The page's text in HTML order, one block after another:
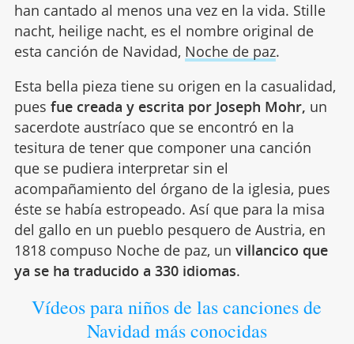
han cantado al menos una vez en la vida. Stille
nacht, heilige nacht, es el nombre original de
esta canción de Navidad, Noche de paz.
Esta bella pieza tiene su origen en la casualidad,
pues fue creada y escrita por Joseph Mohr, un
sacerdote austríaco que se encontró en la
tesitura de tener que componer una canción
que se pudiera interpretar sin el
acompañamiento del órgano de la iglesia, pues
éste se había estropeado. Así que para la misa
del gallo en un pueblo pesquero de Austria, en
1818 compuso Noche de paz, un villancico que
ya se ha traducido a 330 idiomas.
Vídeos para niños de las canciones de
Navidad más conocidas